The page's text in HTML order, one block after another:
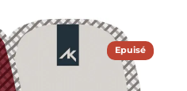
Epuisé